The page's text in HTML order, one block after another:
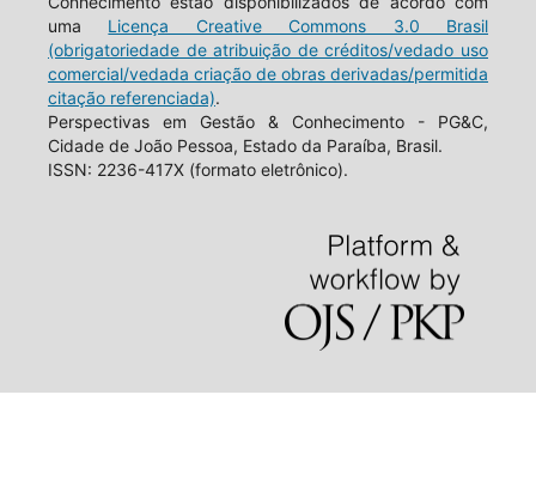
uma Licença Creative Commons 3.0 Brasil
(obrigatoriedade de atribuição de créditos/vedado uso
comercial/vedada criação de obras derivadas/permitida
citação referenciada).
Perspectivas em Gestão & Conhecimento - PG&C,
Cidade de João Pessoa, Estado da Paraíba, Brasil.
ISSN: 2236-417X (formato eletrônico).